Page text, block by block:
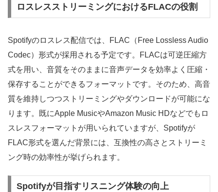
ロスレスストリーミングにおけるFLACの役割
Spotifyのロスレス配信では、FLAC（Free Lossless Audio
Codec）形式が採用される予定です。FLACは可逆圧縮方
式を用い、音質をそのままに音声データを効率よく圧縮・
保存することができるフォーマットです。そのため、高音
質を維持しつつストリーミングやダウンロードが可能にな
ります。既にApple MusicやAmazon Music HDなどでもロ
スレスフォーマットが用いられていますが、Spotifyが
FLAC形式を選んだ背景には、互換性の高さとストリーミ
ング時の効率性が挙げられます。
Spotifyが目指すリスニング体験の向上